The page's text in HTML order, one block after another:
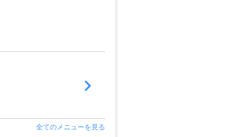
全てのメニューを見る